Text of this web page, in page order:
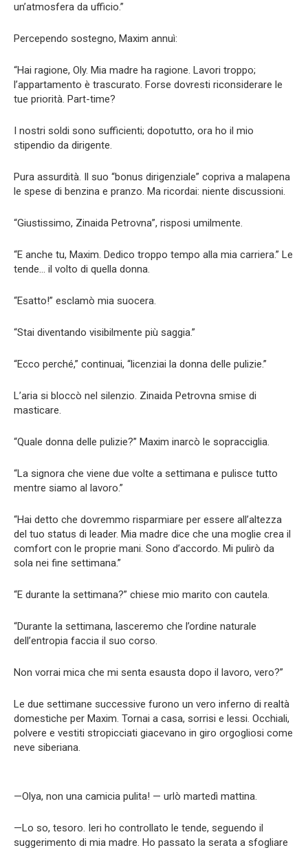
un’atmosfera da ufficio.”
Percependo sostegno, Maxim annuì:
“Hai ragione, Oly. Mia madre ha ragione. Lavori troppo;
l’appartamento è trascurato. Forse dovresti riconsiderare le
tue priorità. Part-time?
I nostri soldi sono sufficienti; dopotutto, ora ho il mio
stipendio da dirigente.
Pura assurdità. Il suo “bonus dirigenziale” copriva a malapena
le spese di benzina e pranzo. Ma ricordai: niente discussioni.
“Giustissimo, Zinaida Petrovna”, risposi umilmente.
“E anche tu, Maxim. Dedico troppo tempo alla mia carriera.” Le
tende… il volto di quella donna.
“Esatto!” esclamò mia suocera.
“Stai diventando visibilmente più saggia.”
“Ecco perché,” continuai, “licenziai la donna delle pulizie.”
L’aria si bloccò nel silenzio. Zinaida Petrovna smise di
masticare.
“Quale donna delle pulizie?” Maxim inarcò le sopracciglia.
“La signora che viene due volte a settimana e pulisce tutto
mentre siamo al lavoro.”
“Hai detto che dovremmo risparmiare per essere all’altezza
del tuo status di leader. Mia madre dice che una moglie crea il
comfort con le proprie mani. Sono d’accordo. Mi pulirò da
sola nei fine settimana.”
“E durante la settimana?” chiese mio marito con cautela.
“Durante la settimana, lasceremo che l’ordine naturale
dell’entropia faccia il suo corso.
Non vorrai mica che mi senta esausta dopo il lavoro, vero?”
Le due settimane successive furono un vero inferno di realtà
domestiche per Maxim. Tornai a casa, sorrisi e lessi. Occhiali,
polvere e vestiti stropicciati giacevano in giro orgogliosi come
neve siberiana.
—Olya, non una camicia pulita! — urlò martedì mattina.
—Lo so, tesoro. Ieri ho controllato le tende, seguendo il
suggerimento di mia madre. Ho passato la serata a sfogliare